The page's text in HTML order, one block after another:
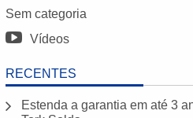
Sem categoria
Vídeos
RECENTES
Estenda a garantia em até 3